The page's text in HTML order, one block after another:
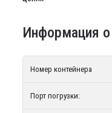
Информация о
Номер контейнера
Порт погрузки: